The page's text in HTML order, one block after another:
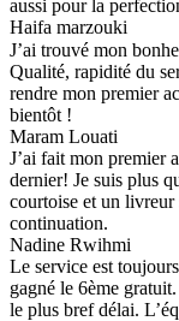
aussi pour la
Haifa marzouki
J’ai trouvé mon
Qualité, rapidité du
rendre mon premier
bientôt !
Maram Louati
J’ai fait mon premier
dernier! Je suis plus
courtoise et un
continuation.
Nadine Rwihmi
Le service est
gagné le 6ème
le plus bref délai.